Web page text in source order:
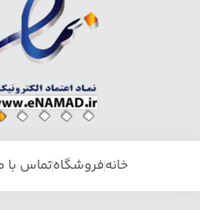
خانهفروشگاهتماس با